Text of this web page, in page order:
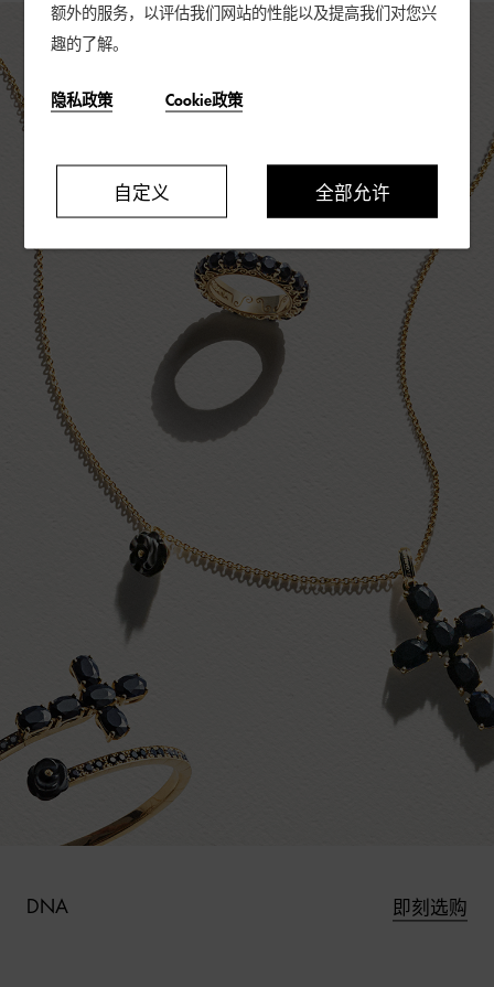
DNA 即刻选购
额外的服务，以评估我们网站的性能以及提高我们对您兴
趣的了解。
隐私政策 Cookie政策
自定义 全部允许